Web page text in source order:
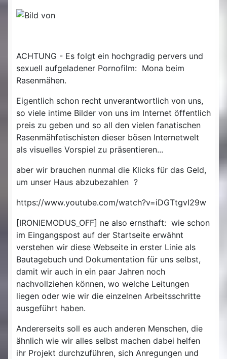
ACHTUNG - Es folgt ein hochgradig pervers und
sexuell aufgeladener Pornofilm: Mona beim
Rasenmähen.
Eigentlich schon recht unverantwortlich von uns,
so viele intime Bilder von uns im Internet öffentlich
preis zu geben und so all den vielen fanatischen
Rasenmähfetischisten dieser bösen Internetwelt
als visuelles Vorspiel zu präsentieren...
aber wir brauchen nunmal die Klicks für das Geld,
um unser Haus abzubezahlen ?
https://www.youtube.com/watch?v=iDGTtgvI29w
[IRONIEMODUS_OFF] ne also ernsthaft: wie schon
im Eingangspost auf der Startseite erwähnt
verstehen wir diese Webseite in erster Linie als
Bautagebuch und Dokumentation für uns selbst,
damit wir auch in ein paar Jahren noch
nachvollziehen können, wo welche Leitungen
liegen oder wie wir die einzelnen Arbeitsschritte
ausgeführt haben.
Andererseits soll es auch anderen Menschen, die
ähnlich wie wir alles selbst machen dabei helfen
ihr Projekt durchzuführen, sich Anregungen und